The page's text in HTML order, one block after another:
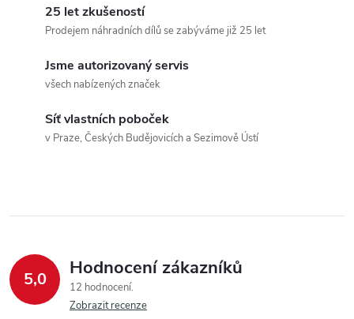
25 let zkušeností
Prodejem náhradních dílů se zabýváme již 25 let
Jsme autorizovaný servis
všech nabízených značek
Síť vlastních poboček
v Praze, Českých Budějovicích a Sezimově Ústí
5,0 Hodnocení zákazníků
12 hodnocení
Zobrazit recenze